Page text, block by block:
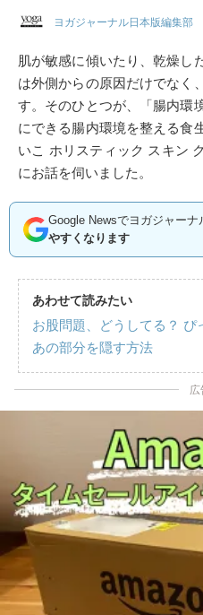
ヨガジャーナル日本版編集部
肌が敏感に傾いたり、乾燥
は外側からの原因だけでなく
す。そのひとつが、「腸内環
にできる腸内環境を整える食
いこ ホリスティック スキン
にお話を伺いました。
Google Newsでヨガジャーナ
やすくなります
あわせて読みたい
お股問題、どうしてる？ ぴ
あの部分を隠す方法
広